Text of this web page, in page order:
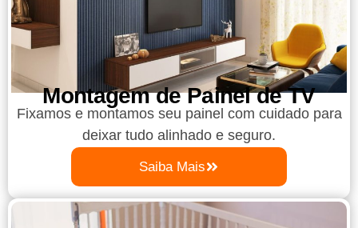
Montagem de Painel de TV
Fixamos e montamos seu painel com cuidado para
deixar tudo alinhado e seguro.
Saiba Mais